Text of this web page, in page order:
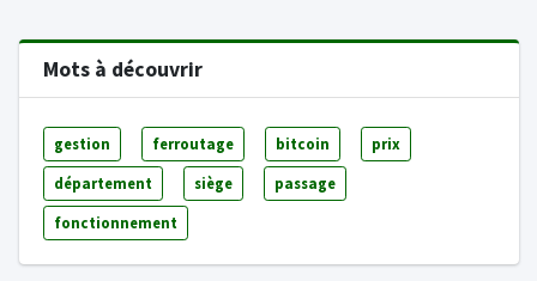
Mots à découvrir
gestion ferroutage bitcoin prix
département siège passage
fonctionnement